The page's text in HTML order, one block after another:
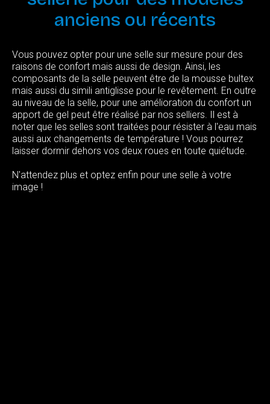
anciens ou récents
Vous pouvez opter pour une selle sur mesure pour des
raisons de confort mais aussi de design. Ainsi, les
composants de la selle peuvent être de la mousse bultex
mais aussi du simili antiglisse pour le revêtement. En outre
au niveau de la selle, pour une amélioration du confort un
apport de gel peut être réalisé par nos selliers. Il est à
noter que les selles sont traitées pour résister à l'eau mais
aussi aux changements de température ! Vous pourrez
laisser dormir dehors vos deux roues en toute quiétude.
N'attendez plus et optez enfin pour une selle à votre
image !